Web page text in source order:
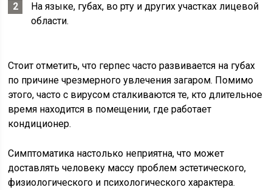
На языке, губах, во рту и других участках лицевой
области.
Стоит отметить, что герпес часто развивается на губах
по причине чрезмерного увлечения загаром. Помимо
этого, часто с вирусом сталкиваются те, кто длительное
время находится в помещении, где работает
кондиционер.
Симптоматика настолько неприятна, что может
доставлять человеку массу проблем эстетического,
физиологического и психологического характера.